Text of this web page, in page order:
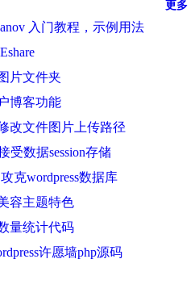
更多
入门教程，示例用法
片文件夹
博客功能
改文件图片上传路径
受数据session存储
克wordpress数据库
容主题特色
量统计代码
许愿墙php源码